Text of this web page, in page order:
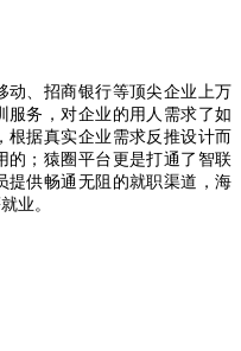
动、招商银行等顶尖企业上万
服务，对企业的用人需求了如
根据真实企业需求反推设计而
的；猿圈平台更是打通了智联
提供畅通无阻的就职渠道，海
业。